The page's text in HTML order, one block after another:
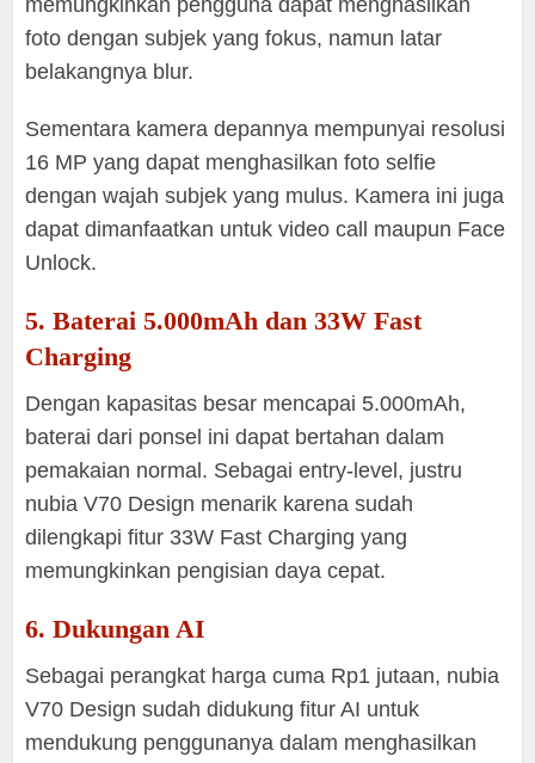
memungkinkan pengguna dapat menghasilkan
foto dengan subjek yang fokus, namun latar
belakangnya blur.
Sementara kamera depannya mempunyai resolusi
16 MP yang dapat menghasilkan foto selfie
dengan wajah subjek yang mulus. Kamera ini juga
dapat dimanfaatkan untuk video call maupun Face
Unlock.
5. Baterai 5.000mAh dan 33W Fast
Charging
Dengan kapasitas besar mencapai 5.000mAh,
baterai dari ponsel ini dapat bertahan dalam
pemakaian normal. Sebagai entry-level, justru
nubia V70 Design menarik karena sudah
dilengkapi fitur 33W Fast Charging yang
memungkinkan pengisian daya cepat.
6. Dukungan AI
Sebagai perangkat harga cuma Rp1 jutaan, nubia
V70 Design sudah didukung fitur AI untuk
mendukung penggunanya dalam menghasilkan